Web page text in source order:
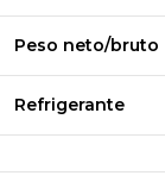
Peso neto/bruto
Refrigerante